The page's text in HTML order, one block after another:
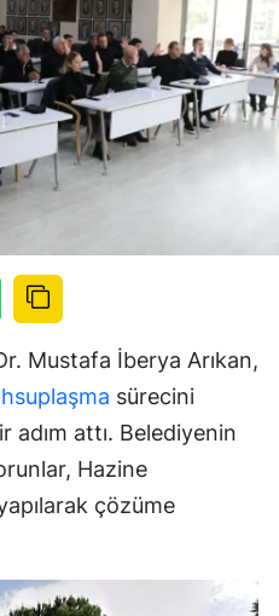
Mustafa İberya Arıkan,
sürecini
adım attı. Belediyenin
Hazine
çözüme